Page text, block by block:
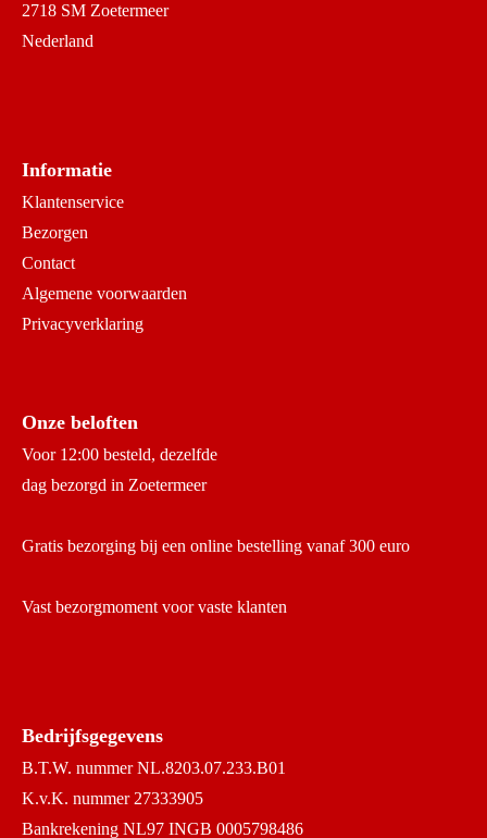
2718 SM Zoetermeer
Nederland
Informatie
Klantenservice
Bezorgen
Contact
Algemene voorwaarden
Privacyverklaring
Onze beloften
Voor 12:00 besteld, dezelfde
dag bezorgd in Zoetermeer
Gratis bezorging bij een online bestelling vanaf 300 euro
Vast bezorgmoment voor vaste klanten
Bedrijfsgegevens
B.T.W. nummer NL.8203.07.233.B01
K.v.K. nummer 27333905
Bankrekening NL97 INGB 0005798486